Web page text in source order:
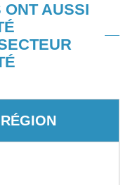
ONT AUSSI